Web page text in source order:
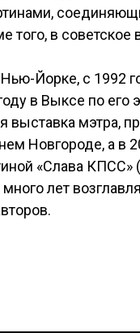
того, в
Йорке, с 1992
в Выксе по
выставка мэтра,
Новгороде, а в
«Слава КПСС»
лет